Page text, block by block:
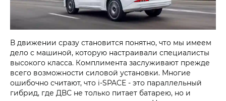
В движении сразу становится понятно, что мы имеем
дело с машиной, которую настраивали специалисты
высокого класса. Комплимента заслуживают прежде
всего возможности силовой установки. Многие
ошибочно считают, что i‑SPACE - это параллельный
гибрид, где ДВС не только питает батарею, но и